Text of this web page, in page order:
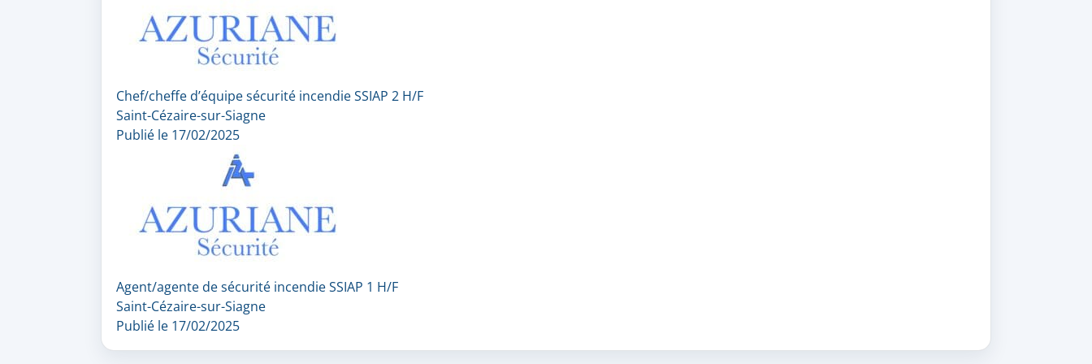
Chef/cheffe d’équipe sécurité incendie SSIAP 2 H/F
Saint-Cézaire-sur-Siagne
Publié le 17/02/2025
Agent/agente de sécurité incendie SSIAP 1 H/F
Saint-Cézaire-sur-Siagne
Publié le 17/02/2025